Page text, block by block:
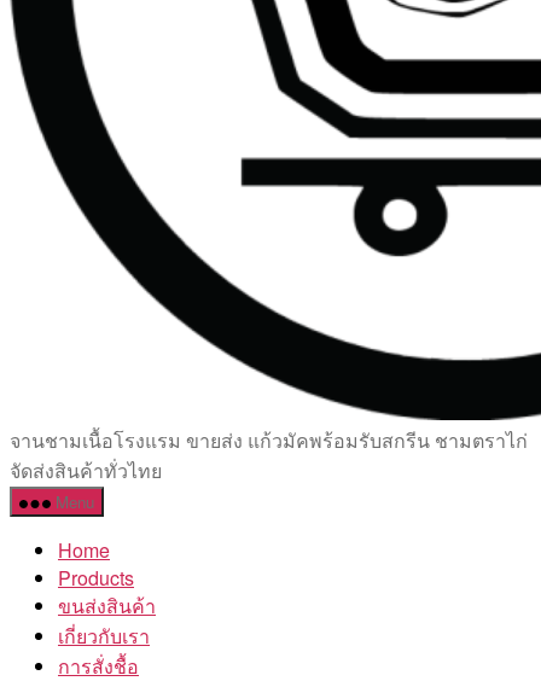
เซรามิค
ครบ
ครัน
โรงงาน
จานชามเนื้อโรงแรม ขายส่ง แก้วมัคพร้อมรับสกรีน ชามตราไก่
จัดส่งสินค้าทั่วไทย
Menu
Home
Products
ขนส่งสินค้า
เกี่ยวกับเรา
การสั่งชื้อ